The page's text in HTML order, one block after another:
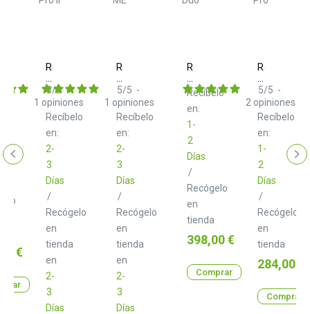
€
Rode
Rodecaster
Pro
II
Black
Recíbelo
en:
2-
3
Días
/
Recógelo
en
tienda
en
2-
3
Días
5/5-
1 opiniones
Rode
Wireless
ME
Single
Recíbelo
en:
2-
3
Días
/
Recógelo
en
tienda
en
2-
3
Días
5/5 -
1 opiniones
Rode
Rodecaster
Duo
Black
Recíbelo
en:
1-
2
Días
/
Recógelo
en
tienda
Precio
398,00 €
Comprar
Rode
Wireless
Pro
Recíbelo
en:
1-
2
Días
/
Recógelo
en
tienda
5/5 -
2 opiniones
Precio
284,00 €
Comprar